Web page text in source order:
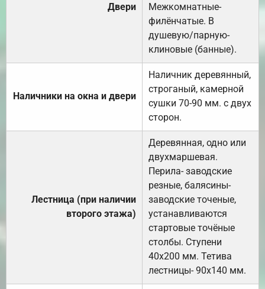
Двери
Межкомнатные-
филёнчатые. В
душевую/парную-
клиновые (банные).
Наличники на окна и двери
Наличник деревянный,
строганый, камерной
сушки 70-90 мм. с двух
сторон.
Лестница (при наличии
второго этажа)
Деревянная, одно или
двухмаршевая.
Перила- заводские
резные, балясины-
заводские точеные,
устанавливаются
стартовые точёные
столбы. Ступени
40х200 мм. Тетива
лестницы- 90х140 мм.